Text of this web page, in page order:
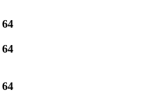
64
64
64